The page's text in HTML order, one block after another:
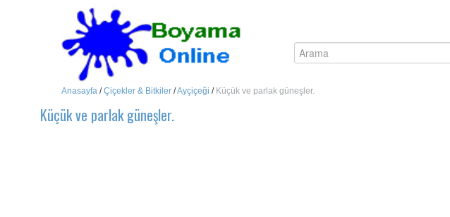
Anasayfa /Çiçekler & Bitkiler /Ayçiçeği / Küçük ve parlak güneşler.
Küçük ve parlak güneşler.